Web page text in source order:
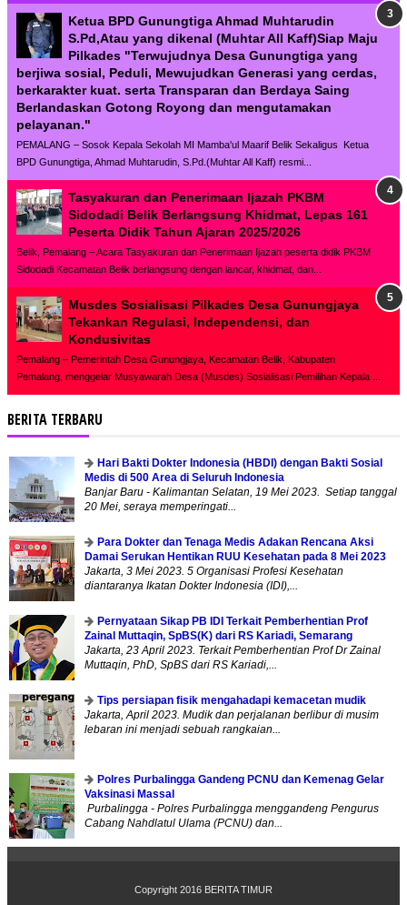
Ketua BPD Gunungtiga Ahmad Muhtarudin
S.Pd,Atau yang dikenal (Muhtar All Kaff)Siap Maju
Pilkades "Terwujudnya Desa Gunungtiga yang
berjiwa sosial, Peduli, Mewujudkan Generasi yang cerdas,
berkarakter kuat. serta Transparan dan Berdaya Saing
Berlandaskan Gotong Royong dan mengutamakan
pelayanan."
PEMALANG – Sosok Kepala Sekolah MI Mamba'ul Maarif Belik Sekaligus Ketua
BPD Gunungtiga, Ahmad Muhtarudin, S.Pd.(Muhtar All Kaff) resmi...
Tasyakuran dan Penerimaan Ijazah PKBM
Sidodadi Belik Berlangsung Khidmat, Lepas 161
Peserta Didik Tahun Ajaran 2025/2026
Belik, Pemalang – Acara Tasyakuran dan Penerimaan Ijazah peserta didik PKBM
Sidodadi Kecamatan Belik berlangsung dengan lancar, khidmat, dan...
Musdes Sosialisasi Pilkades Desa Gunungjaya
Tekankan Regulasi, Independensi, dan
Kondusivitas
Pemalang – Pemerintah Desa Gunungjaya, Kecamatan Belik, Kabupaten
Pemalang, menggelar Musyawarah Desa (Musdes) Sosialisasi Pemilihan Kepala ...
BERITA TERBARU
Hari Bakti Dokter Indonesia (HBDI) dengan Bakti Sosial
Medis di 500 Area di Seluruh Indonesia
Banjar Baru - Kalimantan Selatan, 19 Mei 2023. Setiap tanggal
20 Mei, seraya memperingati...
Para Dokter dan Tenaga Medis Adakan Rencana Aksi
Damai Serukan Hentikan RUU Kesehatan pada 8 Mei 2023
Jakarta, 3 Mei 2023. 5 Organisasi Profesi Kesehatan
diantaranya Ikatan Dokter Indonesia (IDI),...
Pernyataan Sikap PB IDI Terkait Pemberhentian Prof
Zainal Muttaqin, SpBS(K) dari RS Kariadi, Semarang
Jakarta, 23 April 2023. Terkait Pemberhentian Prof Dr Zainal
Muttaqin, PhD, SpBS dari RS Kariadi,...
Tips persiapan fisik mengahadapi kemacetan mudik
Jakarta, April 2023. Mudik dan perjalanan berlibur di musim
lebaran ini menjadi sebuah rangkaian...
Polres Purbalingga Gandeng PCNU dan Kemenag Gelar
Vaksinasi Massal
Purbalingga - Polres Purbalingga menggandeng Pengurus
Cabang Nahdlatul Ulama (PCNU) dan...
Copyright 2016 BERITA TIMUR